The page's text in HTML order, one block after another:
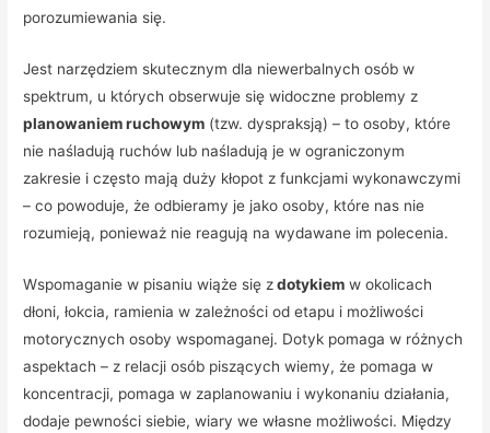
porozumiewania się.
Jest narzędziem skutecznym dla niewerbalnych osób w
spektrum, u których obserwuje się widoczne problemy z
planowaniem ruchowym (tzw. dyspraksją) – to osoby, które
nie naśladują ruchów lub naśladują je w ograniczonym
zakresie i często mają duży kłopot z funkcjami wykonawczymi
– co powoduje, że odbieramy je jako osoby, które nas nie
rozumieją, ponieważ nie reagują na wydawane im polecenia.
Wspomaganie w pisaniu wiąże się zdotykiem w okolicach
dłoni, łokcia, ramienia w zależności od etapu i możliwości
motorycznych osoby wspomaganej. Dotyk pomaga w różnych
aspektach – z relacji osób piszących wiemy, że pomaga w
koncentracji, pomaga w zaplanowaniu i wykonaniu działania,
dodaje pewności siebie, wiary we własne możliwości. Między